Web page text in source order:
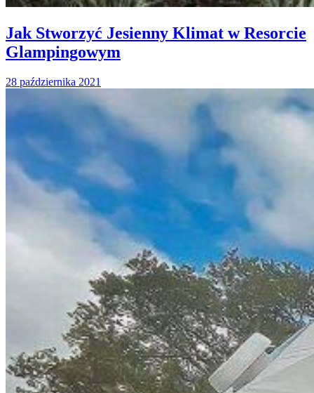
Jak Stworzyć Jesienny Klimat w Resorcie
Glampingowym
28 października 2021